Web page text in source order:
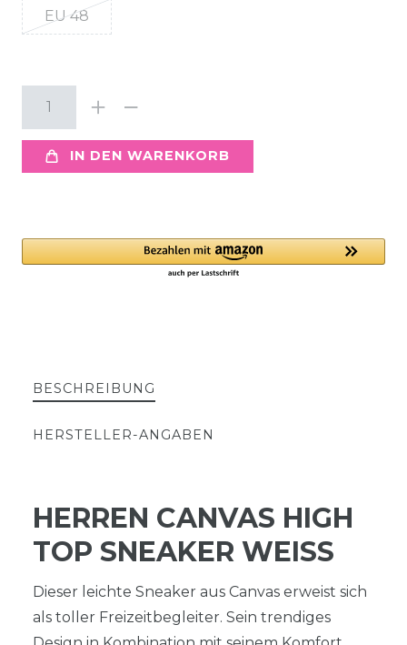
EU 48
IN DEN WARENKORB
BESCHREIBUNG
HERSTELLER-ANGABEN
HERREN CANVAS HIGH
TOP SNEAKER WEISS
Dieser leichte Sneaker aus Canvas erweist sich
als toller Freizeitbegleiter. Sein trendiges